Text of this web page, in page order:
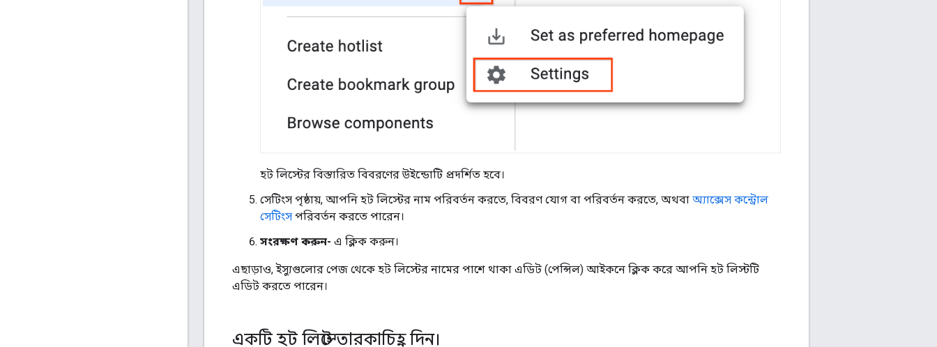
হট লিস্টের বিস্তারিত বিবরণের উইন্ডোটি প্রদর্শিত হবে।
সেটিংস পৃষ্ঠায়, আপনি হট লিস্টের নাম পরিবর্তন করতে, বিবরণ যোগ বা পরিবর্তন করতে, অথবা অ্যাক্সেস কন্ট্রোল
সেটিংস পরিবর্তন করতে পারেন।
সংরক্ষণ করুন- এ ক্লিক করুন।
এছাড়াও, ইস্যুগুলোর পেজ থেকে হট লিস্টের নামের পাশে থাকা এডিট (পেন্সিল) আইকনে ক্লিক করে আপনি হট লিস্টটি
এডিট করতে পারেন।
একটি হট লিস্টে তারকাচিহ্ন দিন।